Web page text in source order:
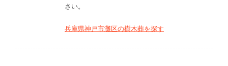
さい。
兵庫県神戸市灘区の樹木葬を探す